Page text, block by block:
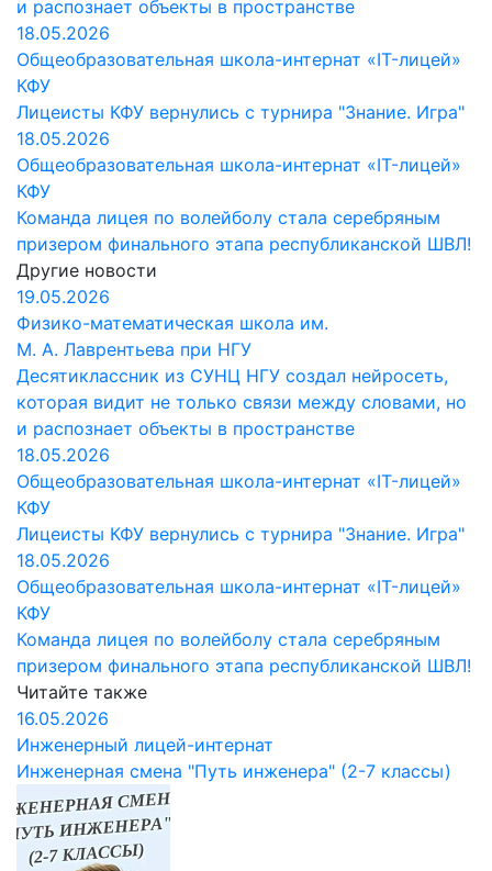
и распознает объекты в пространстве
18.05.2026
Общеобразовательная школа-интернат «IT-лицей»
КФУ
Лицеисты КФУ вернулись с турнира "Знание. Игра"
18.05.2026
Общеобразовательная школа-интернат «IT-лицей»
КФУ
Команда лицея по волейболу стала серебряным
призером финального этапа республиканской ШВЛ!
Другие новости
19.05.2026
Физико-математическая школа им.
М. А. Лаврентьева при НГУ
Десятиклассник из СУНЦ НГУ создал нейросеть,
которая видит не только связи между словами, но
и распознает объекты в пространстве
18.05.2026
Общеобразовательная школа-интернат «IT-лицей»
КФУ
Лицеисты КФУ вернулись с турнира "Знание. Игра"
18.05.2026
Общеобразовательная школа-интернат «IT-лицей»
КФУ
Команда лицея по волейболу стала серебряным
призером финального этапа республиканской ШВЛ!
Читайте также
16.05.2026
Инженерный лицей-интернат
Инженерная смена "Путь инженера" (2-7 классы)